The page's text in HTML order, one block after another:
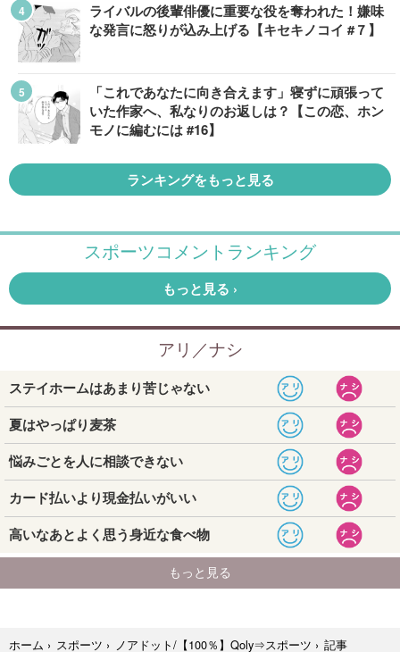
ライバルの後輩俳優に重要な役を奪われた！嫌味
な発言に怒りが込み上げる【キセキノコイ #７】
「これであなたに向き合えます」寝ずに頑張って
いた作家へ、私なりのお返しは？【この恋、ホン
モノに編むには #16】
ランキングをもっと見る
ホーム › スポーツ › ノアドット/【100％】Qoly⇒スポーツ › 記事